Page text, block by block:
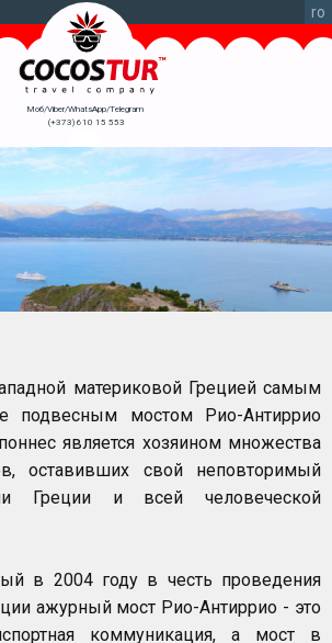
ro
Моб/Viber/WhatsApp/Telegram
(+373) 610 15 553
материковой Грецией самым
мостом Рио-Антиррио
является хозяином множества
оставивших свой неповторимый
Греции и всей человеческой
в 2004 году в честь проведения
ажурный мост Рио-Антиррио - это
коммуникация, а мост в